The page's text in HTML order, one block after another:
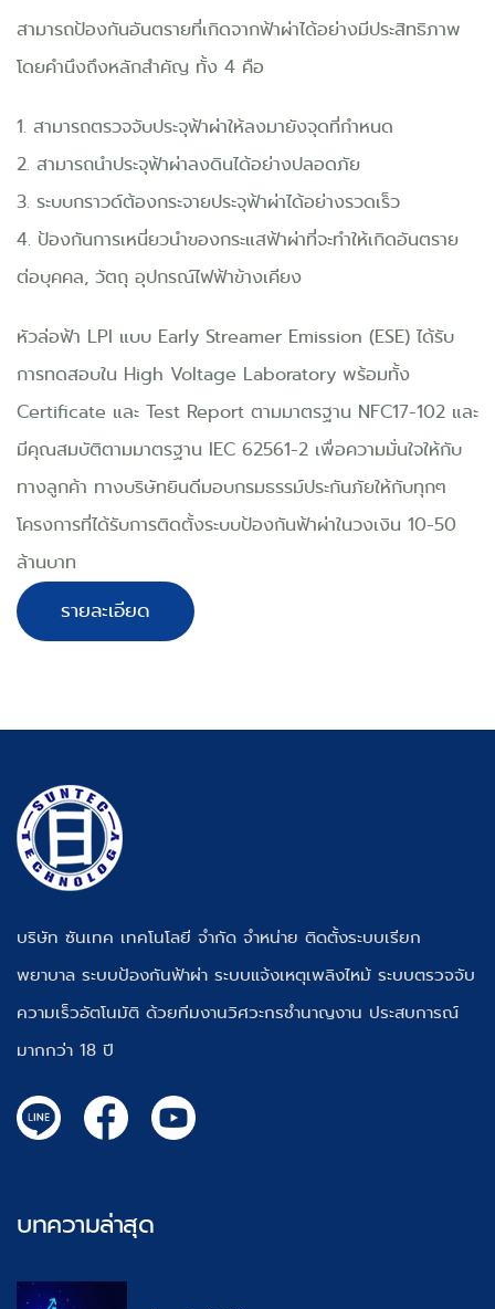
สามารถป้องกันอันตรายที่เกิดจากฟ้าผ่าได้อย่างมีประสิทธิภาพ
โดยคำนึงถึงหลักสำคัญ ทั้ง 4 คือ
1. สามารถตรวจจับประจุฟ้าผ่าให้ลงมายังจุดที่กำหนด
2. สามารถนำประจุฟ้าผ่าลงดินได้อย่างปลอดภัย
3. ระบบกราวด์ต้องกระจายประจุฟ้าผ่าได้อย่างรวดเร็ว
4. ป้องกันการเหนี่ยวนำของกระแสฟ้าผ่าที่จะทำให้เกิดอันตราย
ต่อบุคคล, วัตถุ อุปกรณ์ไฟฟ้าข้างเคียง
หัวล่อฟ้า LPI แบบ Early Streamer Emission (ESE) ได้รับ
การทดสอบใน High Voltage Laboratory พร้อมทั้ง
Certificate และ Test Report ตามมาตรฐาน NFC17-102 และ
มีคุณสมบัติตามมาตรฐาน IEC 62561-2 เพื่อความมั่นใจให้กับ
ทางลูกค้า ทางบริษัทยินดีมอบกรมธรรม์ประกันภัยให้กับทุกๆ
โครงการที่ได้รับการติดตั้งระบบป้องกันฟ้าผ่าในวงเงิน 10-50
ล้านบาท
รายละเอียด
บริษัท ซันเทค เทคโนโลยี จำกัด จำหน่าย ติดตั้งระบบเรียก
พยาบาล ระบบป้องกันฟ้าผ่า ระบบแจ้งเหตุเพลิงไหม้ ระบบตรวจจับ
ความเร็วอัตโนมัติ ด้วยทีมงานวิศวะกรชำนาญงาน ประสบการณ์
มากกว่า 18 ปี
บทความล่าสุด